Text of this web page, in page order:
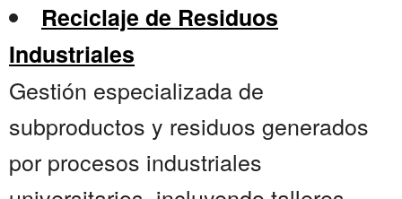
Reciclaje de Residuos
Industriales
Gestión especializada de
subproductos y residuos generados
por procesos industriales